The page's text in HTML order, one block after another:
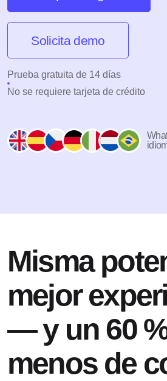
Solicita demo
Prueba gratuita de 14 días
No se requiere tarjeta de crédito
Misma
mejor
— y un 60
menos de